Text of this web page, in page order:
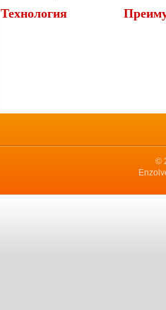
Технология
©